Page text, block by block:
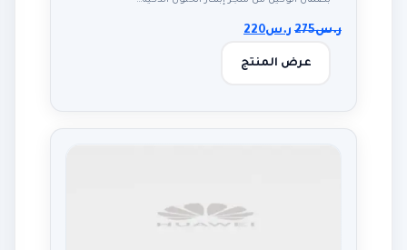
ر.س275 ر.س220
عرض المنتج